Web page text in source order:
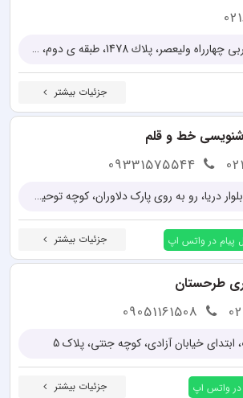
تهران، ضلع شمال غربی چهارراه ولیعصر، پلاك 1478، طبقه ی دوم، ورودی از خیابان ولیعصر
جزئیات بیشتر
خط و قلم
09331575544
تهران، سعادت آباد، بلوار دریا، رو به روی پارک دلاوران، کوچه توحید 6 شرقی، پلاک 6، واحد 2
پیام در واتس اپ جزئیات بیشتر
طرحستان
09051161508
ابتدای خیابان آزادی، کوچه جنتی، پلاک 5
در واتس اپ جزئیات بیشتر